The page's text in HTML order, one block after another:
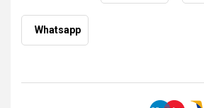
Whatsapp